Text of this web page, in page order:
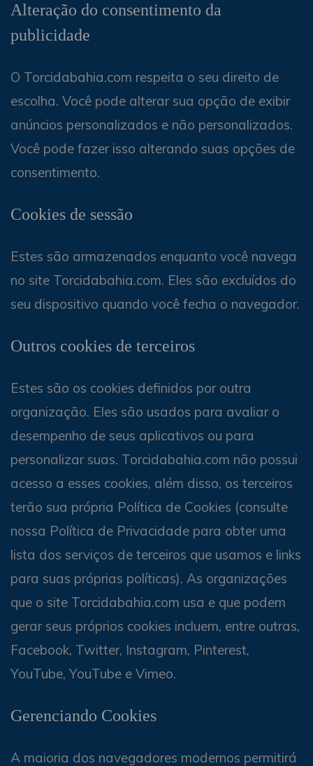
Alteração do consentimento da
publicidade
O Torcidabahia.com respeita o seu direito de
escolha. Você pode alterar sua opção de exibir
anúncios personalizados e não personalizados.
Você pode fazer isso alterando suas opções de
consentimento.
Cookies de sessão
Estes são armazenados enquanto você navega
no site Torcidabahia.com. Eles são excluídos do
seu dispositivo quando você fecha o navegador.
Outros cookies de terceiros
Estes são os cookies definidos por outra
organização. Eles são usados ​​para avaliar o
desempenho de seus aplicativos ou para
personalizar suas. Torcidabahia.com não possui
acesso a esses cookies, além disso, os terceiros
terão sua própria Política de Cookies (consulte
nossa Política de Privacidade para obter uma
lista dos serviços de terceiros que usamos e links
para suas próprias políticas). As organizações
que o site Torcidabahia.com usa e que podem
gerar seus próprios cookies incluem, entre outras,
Facebook, Twitter, Instagram, Pinterest,
YouTube, YouTube e Vimeo.
Gerenciando Cookies
A maioria dos navegadores modernos permitirá